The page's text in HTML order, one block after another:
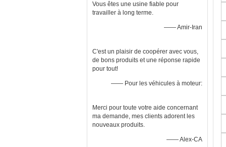
Vous êtes une usine fiable pour
travailler à long terme.
—— Amir-Iran
C'est un plaisir de coopérer avec vous,
de bons produits et une réponse rapide
pour tout!
—— Pour les véhicules à moteur:
Merci pour toute votre aide concernant
ma demande, mes clients adorent les
nouveaux produits.
—— Alex-CA